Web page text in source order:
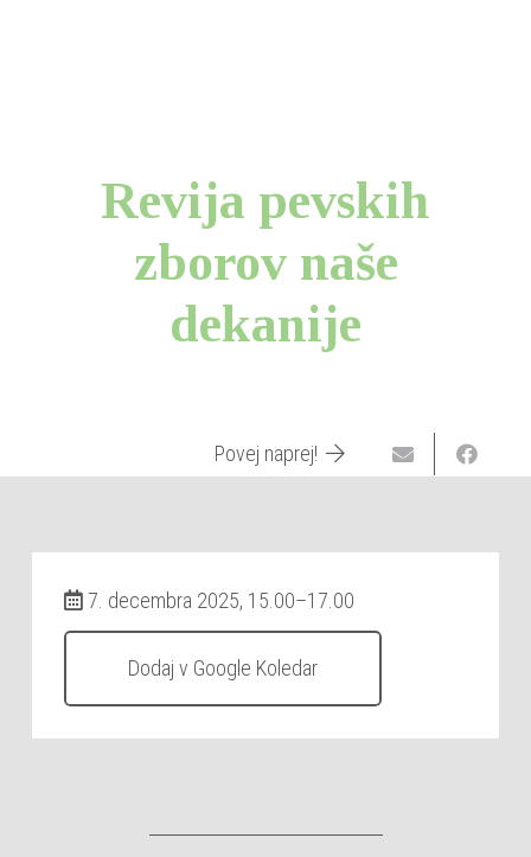
Revija pevskih
zborov naše
dekanije
Povej naprej!
7. decembra 2025, 15.00–17.00
Dodaj v Google Koledar